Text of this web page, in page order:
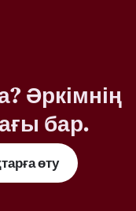
Әркімнің
бар.
өту